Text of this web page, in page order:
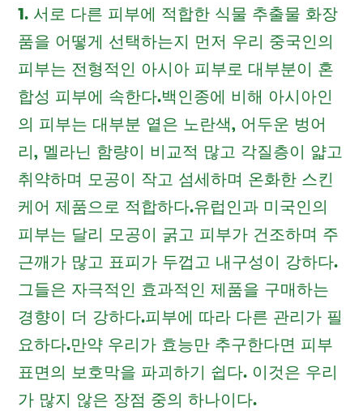
1. 서로 다른 피부에 적합한 식물 추출물 화장
품을 어떻게 선택하는지 먼저 우리 중국인의
피부는 전형적인 아시아 피부로 대부분이 혼
합성 피부에 속한다.백인종에 비해 아시아인
의 피부는 대부분 옅은 노란색, 어두운 벙어
리, 멜라닌 함량이 비교적 많고 각질층이 얇고
취약하며 모공이 작고 섬세하며 온화한 스킨
케어 제품으로 적합하다.유럽인과 미국인의
피부는 달리 모공이 굵고 피부가 건조하며 주
근깨가 많고 표피가 두껍고 내구성이 강하다.
그들은 자극적인 효과적인 제품을 구매하는
경향이 더 강하다.피부에 따라 다른 관리가 필
요하다.만약 우리가 효능만 추구한다면 피부
표면의 보호막을 파괴하기 쉽다. 이것은 우리
가 많지 않은 장점 중의 하나이다.